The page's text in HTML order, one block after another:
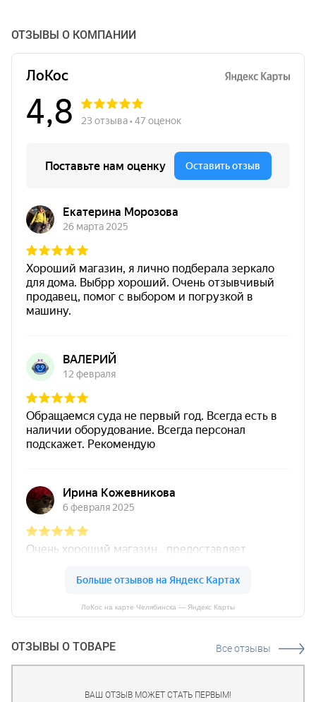
ОТЗЫВЫ О КОМПАНИИ
ЛоКос на карте Челябинска — Яндекс Карты
ОТЗЫВЫ О ТОВАРЕ Все отзывы
ВАШ ОТЗЫВ МОЖЕТ СТАТЬ ПЕРВЫМ!